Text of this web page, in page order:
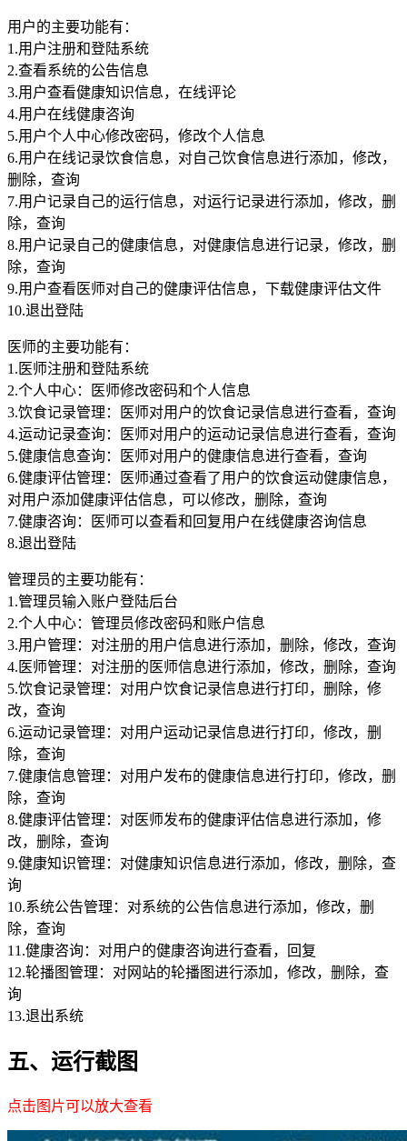
用户的主要功能有：
1.用户注册和登陆系统
2.查看系统的公告信息
3.用户查看健康知识信息，在线评论
4.用户在线健康咨询
5.用户个人中心修改密码，修改个人信息
6.用户在线记录饮食信息，对自己饮食信息进行添加，修改，
删除，查询
7.用户记录自己的运行信息，对运行记录进行添加，修改，删
除，查询
8.用户记录自己的健康信息，对健康信息进行记录，修改，删
除，查询
9.用户查看医师对自己的健康评估信息，下载健康评估文件
10.退出登陆
医师的主要功能有：
1.医师注册和登陆系统
2.个人中心：医师修改密码和个人信息
3.饮食记录管理：医师对用户的饮食记录信息进行查看，查询
4.运动记录查询：医师对用户的运动记录信息进行查看，查询
5.健康信息查询：医师对用户的健康信息进行查看，查询
6.健康评估管理：医师通过查看了用户的饮食运动健康信息，
对用户添加健康评估信息，可以修改，删除，查询
7.健康咨询：医师可以查看和回复用户在线健康咨询信息
8.退出登陆
管理员的主要功能有：
1.管理员输入账户登陆后台
2.个人中心：管理员修改密码和账户信息
3.用户管理：对注册的用户信息进行添加，删除，修改，查询
4.医师管理：对注册的医师信息进行添加，修改，删除，查询
5.饮食记录管理：对用户饮食记录信息进行打印，删除，修
改，查询
6.运动记录管理：对用户运动记录信息进行打印，修改，删
除，查询
7.健康信息管理：对用户发布的健康信息进行打印，修改，删
除，查询
8.健康评估管理：对医师发布的健康评估信息进行添加，修
改，删除，查询
9.健康知识管理：对健康知识信息进行添加，修改，删除，查
询
10.系统公告管理：对系统的公告信息进行添加，修改，删
除，查询
11.健康咨询：对用户的健康咨询进行查看，回复
12.轮播图管理：对网站的轮播图进行添加，修改，删除，查
询
13.退出系统
五、运行截图
点击图片可以放大查看